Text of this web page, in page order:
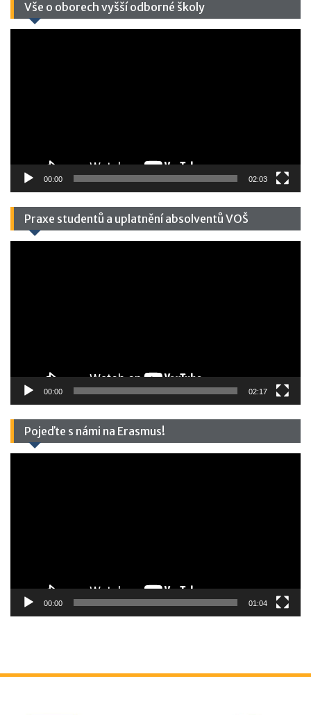
Vše o oborech vyšší odborné školy
00:00 02:03
Praxe studentů a uplatnění absolventů VOŠ
00:00 02:17
Pojeďte s námi na Erasmus!
00:00 01:04